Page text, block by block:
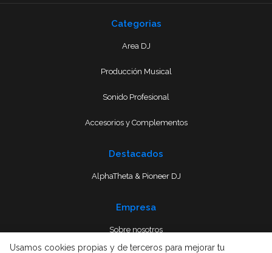
Categorias
Area DJ
Producción Musical
Sonido Profesional
Accesorios y Complementos
Destacados
AlphaTheta & Pioneer DJ
Empresa
Sobre nosotros
Usamos cookies propias y de terceros para mejorar tu